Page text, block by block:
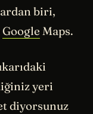
biri,
Google Maps.
yeri
diyorsunuz